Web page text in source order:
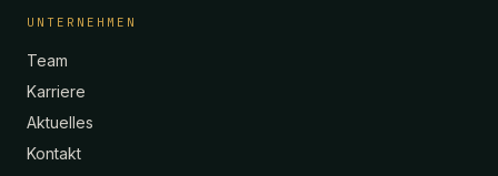
UNTERNEHMEN
Team
Karriere
Aktuelles
Kontakt